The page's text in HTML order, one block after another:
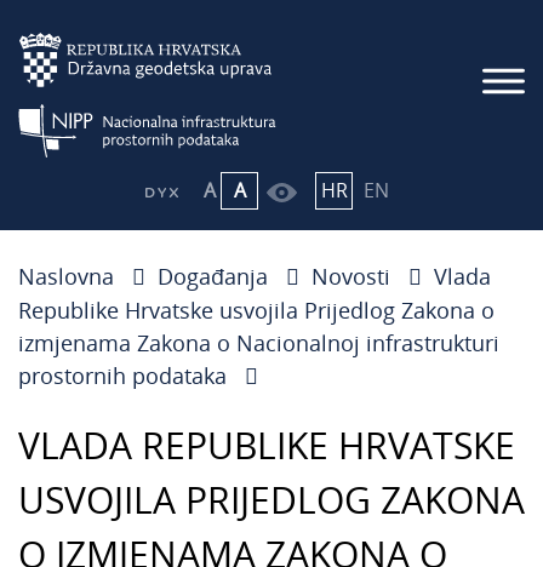
A A HR EN
Naslovna Događanja Novosti
Vlada
Republike Hrvatske usvojila Prijedlog Zakona o
izmjenama Zakona o Nacionalnoj infrastrukturi
prostornih podataka
VLADA REPUBLIKE HRVATSKE
USVOJILA PRIJEDLOG ZAKONA
O IZMJENAMA ZAKONA O